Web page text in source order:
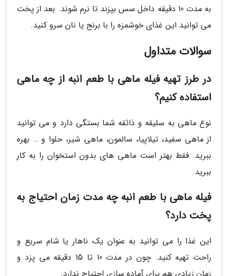
به مدت 10 دقیقه داخل سس بپزند تا نرم شوند. بعد از پخت
می توانید این غذای خوشمزه را با برنج یا نان سرو کنید.
سوالات متداول
در طرز تهیه فیله ماهی با طعم انبه از چه ماهی
استفاده کنیم؟
نوع ماهی به سلیقه و ذائقه شما بستگی دارد و می توانید
از ماهی سفید، تیلاپیا، سالمون، ماهی شیر، حلوا و … بهره
ببرید. فقط بهتر است ماهی های بدون استخوان را به کار
ببرید.
فیله ماهی با طعم انبه چه مدت زمان احتیاج به
پخت دارد؟
این غذا را می توانید به عنوان یک ناهار یا شام سریع و
راحت تهیه کنید. چون در مدت 10 تا 15 دقیقه می پزد و